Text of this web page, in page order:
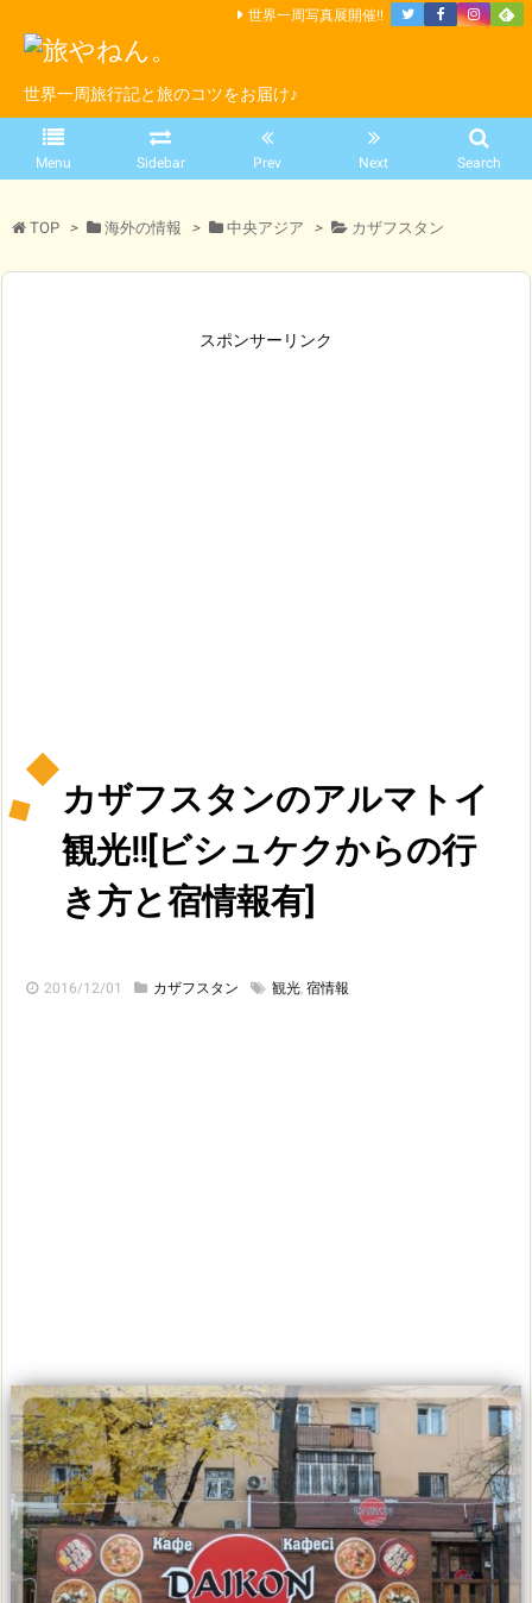
世界一周旅行記と旅のコツをお届け♪
Menu Sidebar Prev Next Search
世界一周写真展開催!!
TOP > 海外の情報 > 中央アジア > カザフスタン
スポンサーリンク
カザフスタンのアルマトイ
観光!![ビシュケクからの行
き方と宿情報有]
2016/12/01 カザフスタン 観光, 宿情報